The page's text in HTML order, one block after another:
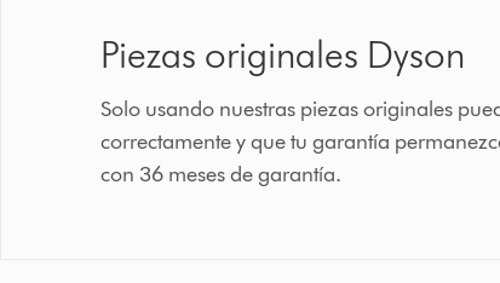
Piezas originales Dyson
Solo usando nuestras piezas originales
correctamente y que tu garantía
con 36 meses de garantía.